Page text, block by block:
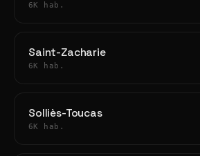
6K hab.
Saint-Zacharie
6K hab.
Solliès-Toucas
6K hab.